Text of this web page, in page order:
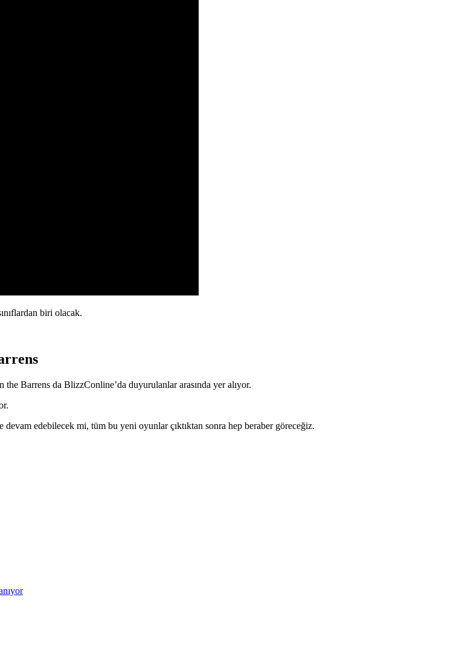
biri olacak.
Barrens da BlizzConline’da duyurulanlar arasında yer alıyor.
edebilecek mi, tüm bu yeni oyunlar çıktıktan sonra hep beraber göreceğiz.